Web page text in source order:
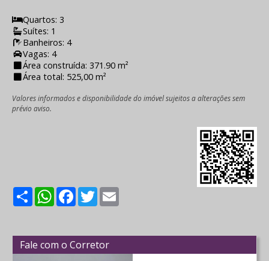
Quartos: 3
Suítes: 1
Banheiros: 4
Vagas: 4
Área construída: 371.90 m²
Área total: 525,00 m²
Valores informados e disponibilidade do imóvel sujeitos a alterações sem
prévio aviso.
ShareWhatsApp
Facebook
Twitter
Fale com o Corretor